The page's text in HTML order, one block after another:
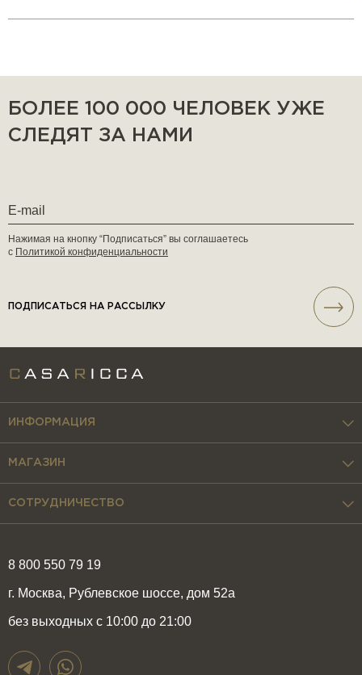
БОЛЕЕ 100 000 ЧЕЛОВЕК УЖЕ
СЛЕДЯТ ЗА НАМИ
Нажимая на кнопку “Подписаться” вы соглашаетесь
с Политикой конфиденциальности
ПОДПИСАТЬСЯ НА РАССЫЛКУ
8 800 550 79 19
г. Москва, Рублевское шоссе, дом 52а
без выходных с 10:00 до 21:00
ИНФОРМАЦИЯ
МАГАЗИН
СОТРУДНИЧЕСТВО